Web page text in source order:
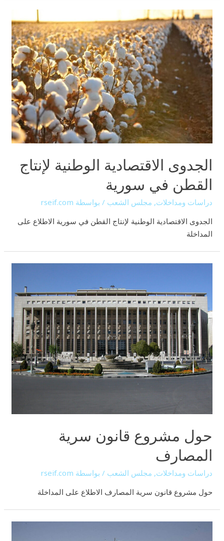
الجدوى الاقتصادية الوطنية لإنتاج
القطن في سورية
دراسات ومداخلات, مجلس الشعب / بواسطة rseif.com
الجدوى الاقتصادية الوطنية لإنتاج القطن في سورية الاطلاع على
المداخلة
حول مشروع قانون سرية
المصارف
دراسات ومداخلات, مجلس الشعب / بواسطة rseif.com
حول مشروع قانون سرية المصارف الاطلاع على المداخلة